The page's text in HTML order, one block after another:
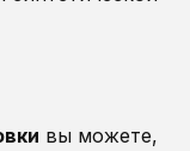
вы можете,